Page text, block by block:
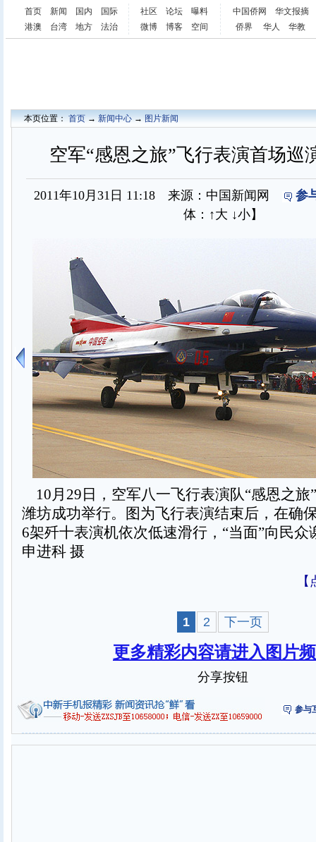
首页 新闻 国内
国际
港澳
台湾 地方 法治
社区 论坛
曝料
微博
博客 空间
中国侨网
华文报摘
侨界
华人 华教
本页位置：首页→新闻中心→图片新闻
空军“感恩之旅”飞行表演首场巡
2011年10月31日 11:18 来源：中国新闻网
参
体： ↑大 ↓小】
10月29日，空军八一飞行表演队“感恩之旅
潍坊成功举行。图为飞行表演结束后，在确
6架歼十表演机依次低速滑行，“当面”向民众
申进科 摄
1 2 下一页
更多精彩内容请进入图片
分享按钮
参与